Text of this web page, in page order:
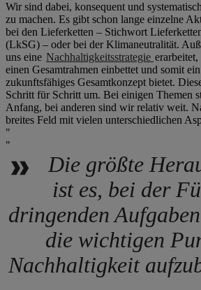
Wir sind dabei, konsequent und
zu machen. Es gibt schon lange einzelne
bei den Lieferketten – Stichwort
(LkSG) – oder bei der Klimaneutralität.
uns eine Nachhaltigkeitsstrategie
einen Gesamtrahmen einbettet und somit
zukunftsfähiges Gesamtkonzept bietet.
Schritt für Schritt um. Bei einigen Themen
Anfang, bei anderen sind wir relativ weit.
breites Feld mit vielen unterschiedlichen
Die größte
ist es, bei der
dringenden
die wichtigen
Nachhaltigkeit